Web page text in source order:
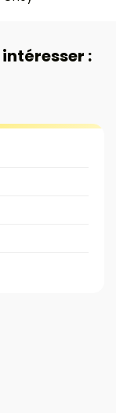
: